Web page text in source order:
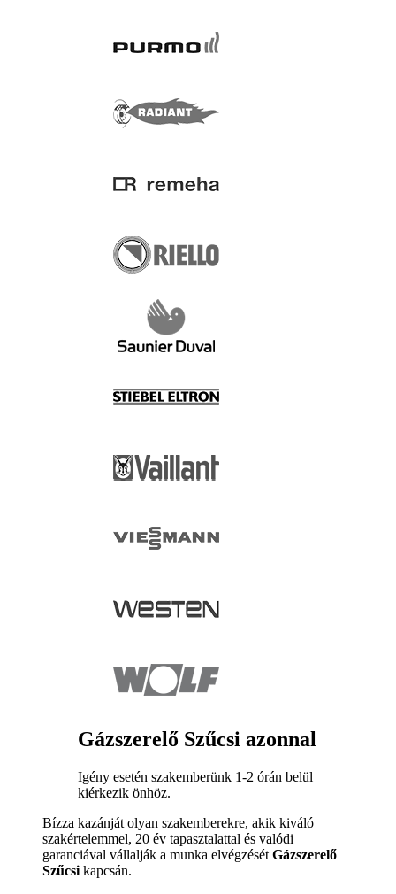
Gázszerelő Szűcsi azonnal
Igény esetén szakemberünk 1-2 órán belül
kiérkezik önhöz.
Bízza kazánját olyan szakemberekre, akik kiváló
szakértelemmel, 20 év tapasztalattal és valódi
garanciával vállalják a munka elvégzését Gázszerelő
Szűcsi kapcsán.